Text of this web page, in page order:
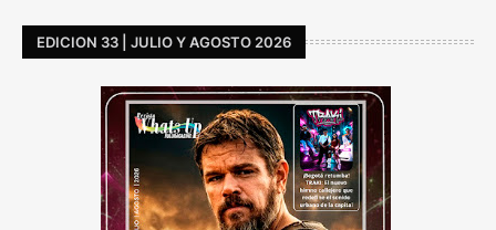
EDICION 33 | JULIO Y AGOSTO 2026